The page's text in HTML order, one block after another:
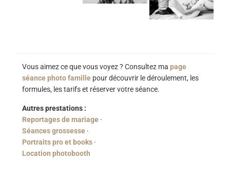
Vous aimez ce que vous voyez ? Consultez mapage
séance photo famille pour découvrir le déroulement, les
formules, les tarifs et réserver votre séance.
Autres prestations :
Reportages de mariage ·
Séances grossesse ·
Portraits pro et books ·
Location photobooth